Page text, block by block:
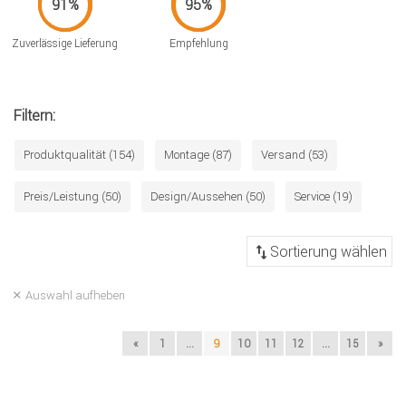
Zuverlässige Lieferung Empfehlung
Filtern:
Produktqualität (154) Montage (87) Versand (53)
Preis/Leistung (50) Design/Aussehen (50) Service (19)
Auswahl aufheben
« 1 ... 9 10 11 12 ... 15 »